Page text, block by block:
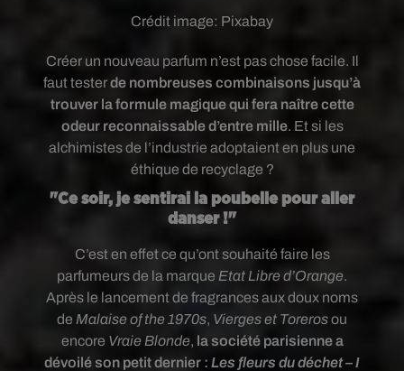
Crédit image: Pixabay
Créer un nouveau parfum n’est pas chose facile. Il
faut testerde nombreuses combinaisons jusqu’à
trouver la formule magique qui fera naître cette
odeur reconnaissable d’entre mille. Et si les
alchimistes de l’industrie adoptaient en plus une
éthique de recyclage ?
"Ce soir, je sentirai la poubelle pour aller
danser !"
C’est en effet ce qu’ont souhaité faire les
parfumeurs de la marque Etat Libre d’Orange.
Après le lancement de fragrances aux doux noms
de Malaise of the 1970s, Vierges et Torerosou
encore Vraie Blonde, la société parisienne a
dévoilé son petit dernier : Les fleurs du déchet – I